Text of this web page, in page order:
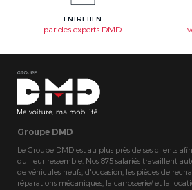
ENTRETIEN
par des experts DMD
Groupe DMD
Le Groupe DMD est au plus près de ses clients
qui leur ressemble. Nos 875 salariés travaillent
de véhicules neufs, d'occasion, les pièces de
réparations mécaniques, la carrosserie/ et la